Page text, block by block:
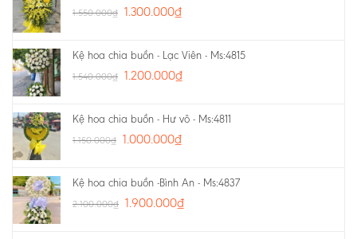
1.550.000₫ 1.300.000₫
Kệ hoa chia buồn - Lạc Viên - Ms:4815
1.540.000₫ 1.200.000₫
Kệ hoa chia buồn - Hư vô - Ms:4811
1.150.000₫ 1.000.000₫
Kệ hoa chia buồn -Bình An - Ms:4837
2.100.000₫ 1.900.000₫